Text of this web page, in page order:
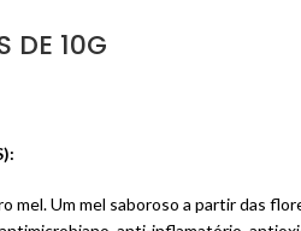
DE 10G
mel. Um mel saboroso a partir das